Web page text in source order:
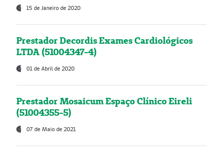
15 de Janeiro de 2020
Prestador Decordis Exames Cardiológicos
LTDA (51004347-4)
01 de Abril de 2020
Prestador Mosaicum Espaço Clínico Eireli
(51004355-5)
07 de Maio de 2021